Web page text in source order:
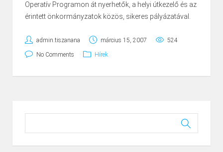
Operatív Programon át nyerhetők, a helyi útkezelő és az
érintett önkormányzatok közös, sikeres pályázatával.
admin.tiszanana március 15, 2007 524
No Comments Hírek